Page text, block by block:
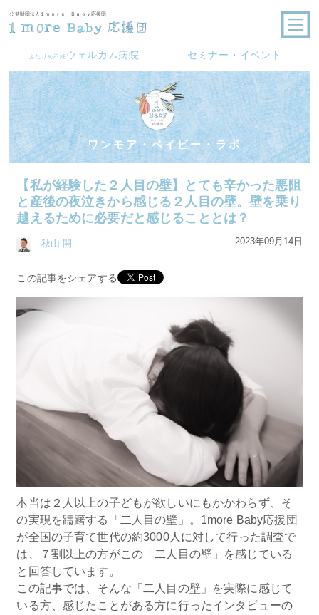
公益財団法人１ｍｏｒｅ Ｂａｂｙ応援団
ふたりめ不妊 ウェルカム病院 セミナー・イベント
ワンモア・ベイビー・ラボ
【私が経験した２人目の壁】とても辛かった悪阻
と産後の夜泣きから感じる２人目の壁。壁を乗り
越えるために必要だと感じることとは？
秋山 開 2023年09月14日
この記事をシェアする
本当は２人以上の子どもが欲しいにもかかわらず、そ
の実現を躊躇する「二人目の壁」。1more Baby応援団
が全国の子育て世代の約3000人に対して行った調査で
は、７割以上の方がこの「二人目の壁」を感じている
と回答しています。
この記事では、そんな「二人目の壁」を実際に感じて
いる方、感じたことがある方に行ったインタビューの